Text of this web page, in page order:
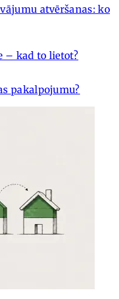
atvēršanas: ko
– kad to lietot?
pakalpojumu?